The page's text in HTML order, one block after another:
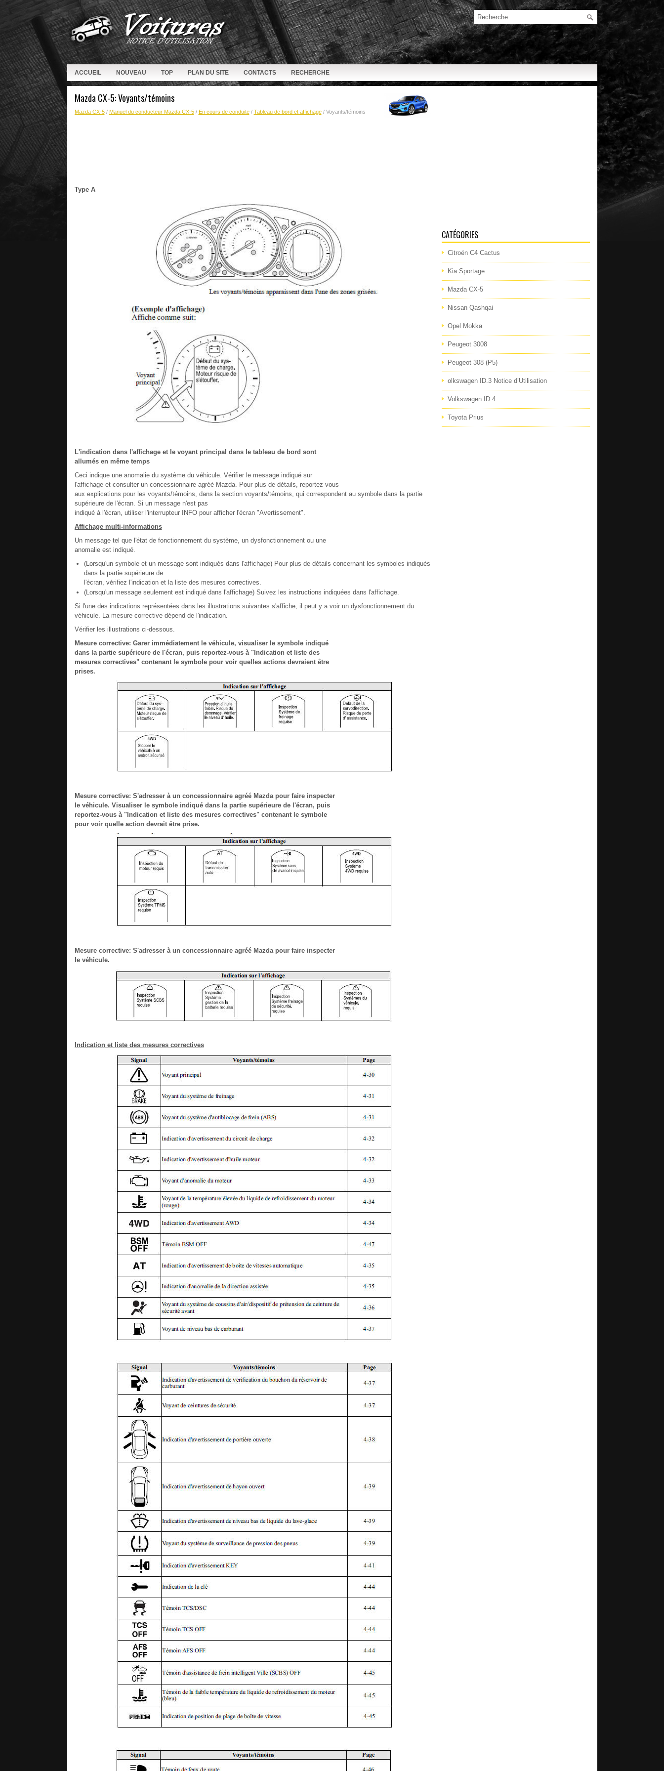
ACCUEIL NOUVEAU TOP PLAN DU SITE CONTACTS RECHERCHE
Mazda CX-5: Voyants/témoins
Mazda CX-5/ Manuel du conducteur Mazda CX-5/ En cours de conduite/ Tableau de bord et affichage/ Voyants/témoins
Type A
L'indication dans l'affichage et le voyant principal dans le tableau de bord sont
allumés en même temps
Ceci indique une anomalie du système du véhicule. Vérifier le message indiqué sur
l'affichage et consulter un concessionnaire agréé Mazda. Pour plus de détails, reportez-vous
aux explications pour les voyants/témoins, dans la section voyants/témoins, qui correspondent au symbole dans la partie
supérieure de l'écran. Si un message n'est pas
indiqué à l'écran, utiliser l'interrupteur INFO pour afficher l'écran "Avertissement".
Affichage multi-informations
Un message tel que l'état de fonctionnement du système, un dysfonctionnement ou une
anomalie est indiqué.
(Lorsqu'un symbole et un message sont indiqués dans l'affichage) Pour plus de détails concernant les symboles indiqués
dans la partie supérieure de
l'écran, vérifiez l'indication et la liste des mesures correctives.
(Lorsqu'un message seulement est indiqué dans l'affichage) Suivez les instructions indiquées dans l'affichage.
Si l'une des indications représentées dans les illustrations suivantes s'affiche, il peut y a voir un dysfonctionnement du
véhicule. La mesure corrective dépend de l'indication.
Vérifier les illustrations ci-dessous.
Mesure corrective: Garer immédiatement le véhicule, visualiser le symbole indiqué
dans la partie supérieure de l'écran, puis reportez-vous à "Indication et liste des
mesures correctives" contenant le symbole pour voir quelles actions devraient être
prises.
Mesure corrective: S'adresser à un concessionnaire agréé Mazda pour faire inspecter
le véhicule. Visualiser le symbole indiqué dans la partie supérieure de l'écran, puis
reportez-vous à "Indication et liste des mesures correctives" contenant le symbole
pour voir quelle action devrait être prise.
Mesure corrective: S'adresser à un concessionnaire agréé Mazda pour faire inspecter
le véhicule.
Indication et liste des mesures correctives
CATÉGORIES
Citroën C4 Cactus
Kia Sportage
Mazda CX-5
Nissan Qashqai
Opel Mokka
Peugeot 3008
Peugeot 308 (P5)
olkswagen ID.3 Notice d’Utilisation
Volkswagen ID.4
Toyota Prius